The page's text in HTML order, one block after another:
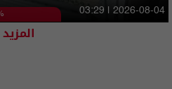
03:29 | 2026-08-04
المزيد